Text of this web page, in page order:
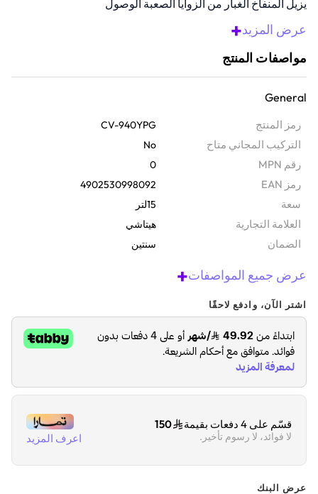
يزيل المنفاخ الغبار من الزوايا الصعبة الوصول
صنعت من مواد متينة لأداء يدوم طويلاً
عرض المزيد+
مواصفات المنتج
General
رمز المنتج CV-940YPG
التركيب المجاني متاح No
رقم MPN 0
رمز EAN 4902530998092
سعة 15لتر
‫العلامة التجارية هيتاشي
الضمان‬ سنتين
عرض جميع المواصفات+
اشتر الآن، وادفع لاحقًا
قسّم على 4 دفعات بقيمة 150
لا فوائد، لا رسوم تأخير. اعرف المزيد
عرض البنك